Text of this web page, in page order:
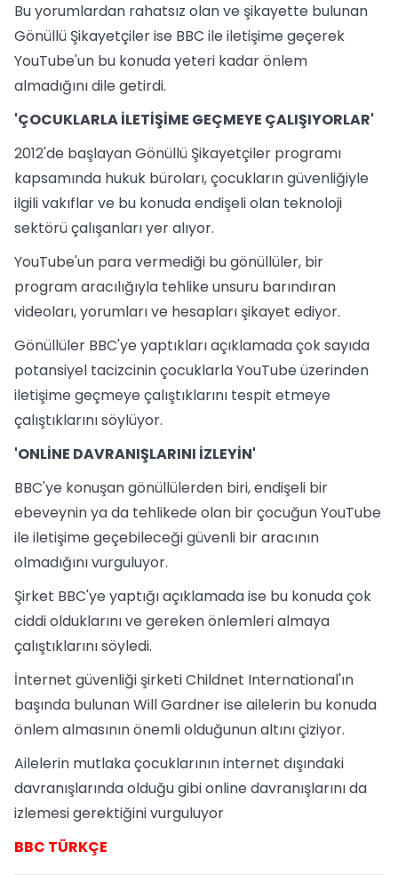
Bu yorumlardan rahatsız olan ve şikayette bulunan
Gönüllü Şikayetçiler ise BBC ile iletişime geçerek
YouTube'un bu konuda yeteri kadar önlem
almadığını dile getirdi.
'ÇOCUKLARLA İLETİŞİME GEÇMEYE ÇALIŞIYORLAR'
2012'de başlayan Gönüllü Şikayetçiler programı
kapsamında hukuk büroları, çocukların güvenliğiyle
ilgili vakıflar ve bu konuda endişeli olan teknoloji
sektörü çalışanları yer alıyor.
YouTube'un para vermediği bu gönüllüler, bir
program aracılığıyla tehlike unsuru barındıran
videoları, yorumları ve hesapları şikayet ediyor.
Gönüllüler BBC'ye yaptıkları açıklamada çok sayıda
potansiyel tacizcinin çocuklarla YouTube üzerinden
iletişime geçmeye çalıştıklarını tespit etmeye
çalıştıklarını söylüyor.
'ONLİNE DAVRANIŞLARINI İZLEYİN'
BBC'ye konuşan gönüllülerden biri, endişeli bir
ebeveynin ya da tehlikede olan bir çocuğun YouTube
ile iletişime geçebileceği güvenli bir aracının
olmadığını vurguluyor.
Şirket BBC'ye yaptığı açıklamada ise bu konuda çok
ciddi olduklarını ve gereken önlemleri almaya
çalıştıklarını söyledi.
İnternet güvenliği şirketi Childnet International'ın
başında bulunan Will Gardner ise ailelerin bu konuda
önlem almasının önemli olduğunun altını çiziyor.
Ailelerin mutlaka çocuklarının internet dışındaki
davranışlarında olduğu gibi online davranışlarını da
izlemesi gerektiğini vurguluyor
BBC TÜRKÇE